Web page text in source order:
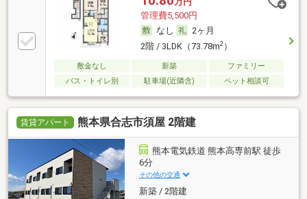
管理費5,500円
なし
2ヶ月
2階 / 3LDK（73.78m2）
敷金なし 新築
ファミリー
バス・トイレ別
駐車場(近隣含) ペット相談可
賃貸アパート 熊本県合志市須屋 2階建
熊本電気鉄道 熊本高専前駅 徒歩
6分
その他の交通
新築 / 2階建